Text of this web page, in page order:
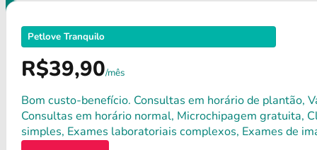
Petlove Tranquilo
R$39,90/mês
Bom custo-benefício. Consultas em horário de plantão,
Consultas em horário normal, Microchipagem gratuita,
simples, Exames laboratoriais complexos, Exames de